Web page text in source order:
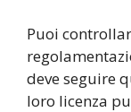
Puoi
deve seguire
loro licenza